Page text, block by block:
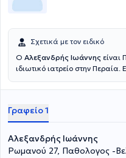
Σχετικά με τον ειδικό
Ο Αλεξανδρής Ιωάννης είναι
ιδιωτικό ιατρείο στην Περαία.
έλαβε την ειδικότητα του
Θεραπευτική Ιατρική'' του
Torino. Έπειτα, ασχολήθηκε με
το διετή κύκλο εκπαίδευσης,
Βελονισμού από το European
Γραφείο 1
Αλεξανδρής Ιωάννης
Ρωμανού 27, Παθολογος -